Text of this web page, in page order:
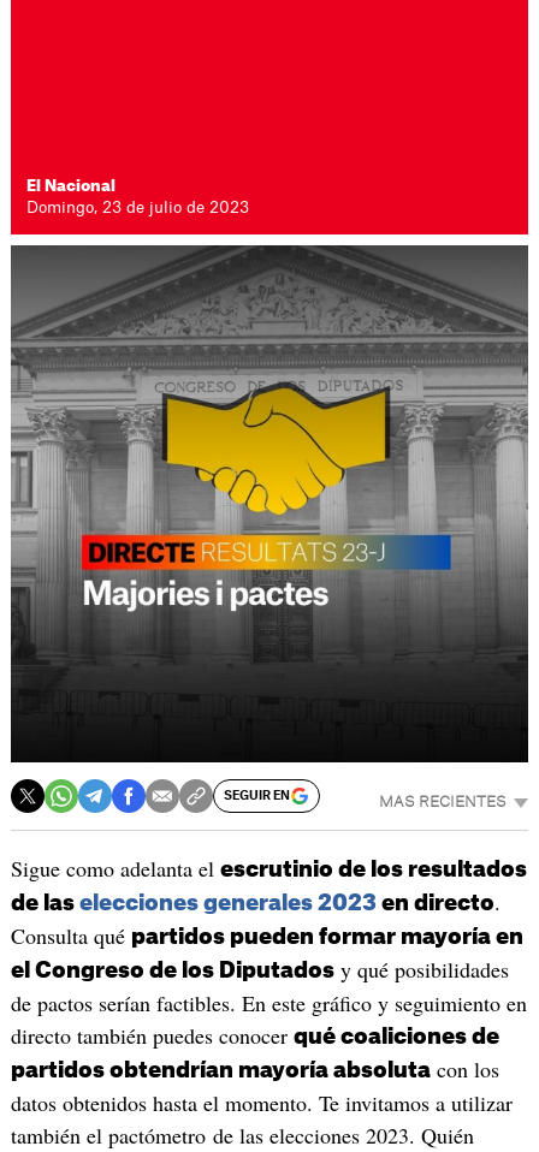
El Nacional
Domingo, 23 de julio de 2023
SEGUIR EN MAS RECIENTES
Sigue como adelanta el escrutinio de los resultados
de las elecciones generales 2023en directo.
Consulta qué partidos pueden formar mayoría en
el Congreso de los Diputadosy qué posibilidades
de pactos serían factibles. En este gráfico y seguimiento en
directo también puedes conocer qué coaliciones de
partidos obtendrían mayoría absolutacon los
datos obtenidos hasta el momento. Te invitamos a utilizar
también el pactómetro de las elecciones 2023. Quién